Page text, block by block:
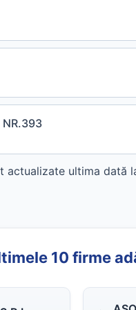
NR.393
actualizate ultima
10 firme